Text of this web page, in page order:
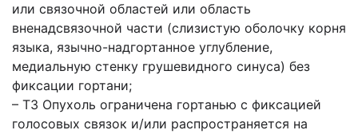
или связочной областей или область
вненадсвязочной части (слизистую оболочку корня
языка, язычно-надгортанное углубление,
медиальную стенку грушевидного синуса) без
фиксации гортани;
– Т3 Опухоль ограничена гортанью с фиксацией
голосовых связок и/или распространяется на